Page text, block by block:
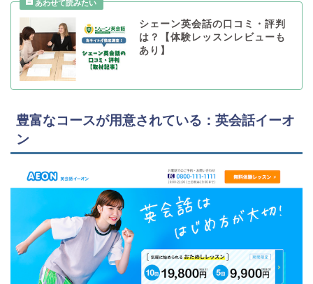
シェーン英会話の口コミ・評判
は？【体験レッスンレビューも
あり】
豊富なコースが用意されている：英会話イーオ
ン